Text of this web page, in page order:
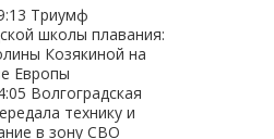
Триумф
школы плавания:
Козякиной на
Европы
Волгоградская
технику и
в зону СВО